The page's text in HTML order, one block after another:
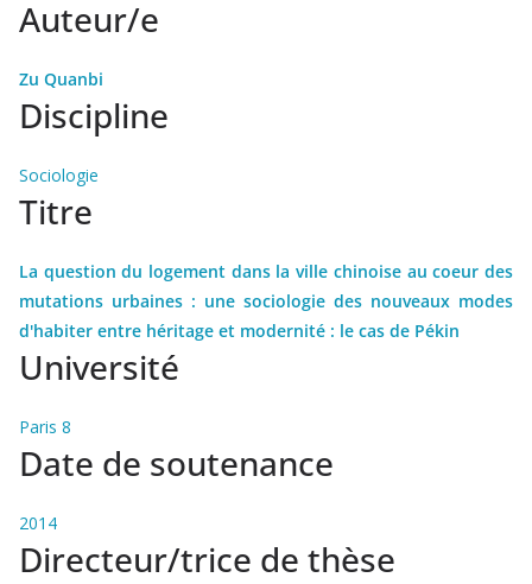
Auteur/e
Zu Quanbi
Discipline
Sociologie
Titre
La question du logement dans la ville chinoise au coeur des
mutations urbaines : une sociologie des nouveaux modes
d'habiter entre héritage et modernité : le cas de Pékin
Université
Paris 8
Date de soutenance
2014
Directeur/trice de thèse